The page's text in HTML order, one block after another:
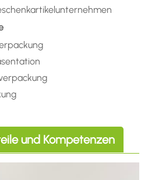
und Kompetenzen